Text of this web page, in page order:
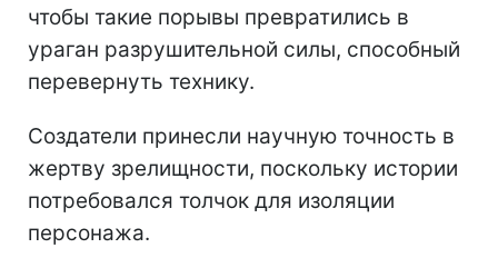
чтобы такие порывы превратились в
ураган разрушительной силы, способный
перевернуть технику.
Создатели принесли научную точность в
жертву зрелищности, поскольку истории
потребовался толчок для изоляции
персонажа.